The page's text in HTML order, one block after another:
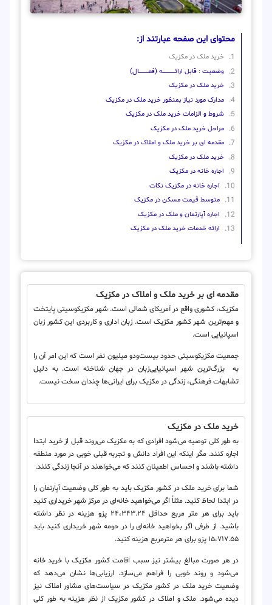
محتوای این صفحه عبارتند از:
خرید ملک در مکزیک
وضعیت : قابل ارائــــــــــــــــــــه (فعـــــــــــــــال)
خرید ملک در مکزیک
مدارک مورد نیاز بمنظور خرید ملک در مکزیک
شروط و الزامات خرید ملک در مکزیک
مراحل خرید ملک در مکزیک
مقدمه ای بر خرید ملک و املاک در مکزیک
خرید ملک در مکزیک
اجاره خانه در مکزیک
اجاره خانه در مکزیک نکات
متوسط ​​قیمت مسکن در مکزیک
اجاره آپارتمان و ملک در مکزیک
ارائه خدمات خرید ملک در مکزیک
مقدمه ای بر خرید ملک و املاک در مکزیک
مکزیک، کشوری واقع در آمریکای شمالی است. شهر مکزیکوسیتی پایتخت
و مهم‌ترین شهر کشور مکزیک است. زبان اداری و کاربردی این کشور زبان
اسپانیایی است.
جمعیت مکزیکوسیتی حدود بیست‌ودو میلیون نفر است که این امر آن را
به بزرگ‌ترین شهر اسپانیایی‌زبان در جهان شناخته است. به دلیل
تشابهات فرهنگی، زندگی در مکزیک برای ایرانی‌ها چندان سخت نیست.
خرید ملک در مکزیک
به طور کلی توصیه می‌شود افرادی که به مکزیک می‌روند قبل از خرید ابتدا
اجاره کنند. مگر اینکه این افراد دانش و تجربه قبلی خوبی در مورد منطقه
داشته باشند و احساس اطمینان کنند که می‌خواهند در آنجا زندگی کنند.
شما برای خرید ملک در کشور مکزیک باید به طور کلی وضعیت آپارتمان را
در ابتدا لحاظ کنید. مثلاً اگر می‌خواهید خانه‌ای در مرکز شهر خریداری کنید
باید برای هر متر مربع حداقل ۲۴،۳۴۳.۲۴ پزو هزینه در نظر داشته
باشید. از طرفی اگر بخواهید خانه‌ای را در حومه شهر خریداری کنید باید
۱۵،۷۱۷.۵۵ پزو برای هر مترمربع هزینه کنید.
در هر صورت مبالغ بیشتر نیز سبب اقامت کشور مکزیک با خرید خانه
می‌شود و روند خوبی را فراهم می‌سازد. ارزیابی‌ها نشان می‌دهد که
وضعیت خرید ملک در کشور مکزیک در سیاست‌های مشاور املاک نیز
دیده می‌شود. ملک و املاک در کشور مکزیک از نظر هزینه به طور کلی